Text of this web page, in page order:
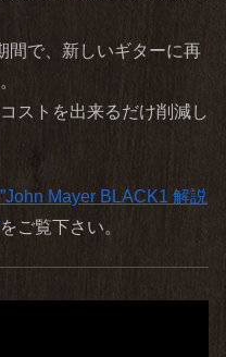
間で、新しいギターに再
ストを出来るだけ削減し
”John Mayer BLACK1 解説
をご覧下さい。